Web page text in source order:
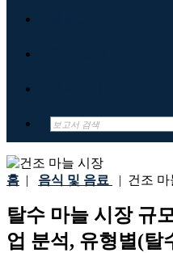
홈 | 음식 및 음료 | 건조 마
탈수 마늘 시장 규
업 분석, 유형별(탈